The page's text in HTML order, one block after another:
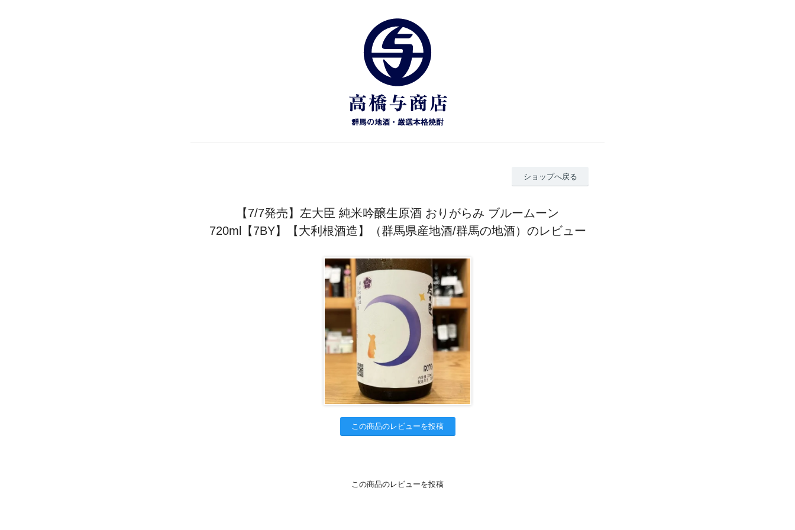
ショップへ戻る
【7/7発売】左大臣 純米吟醸生原酒 おりがらみ ブルームーン
720ml【7BY】【大利根酒造】（群馬県産地酒/群馬の地酒）のレビュー
この商品のレビューを投稿
この商品のレビューを投稿